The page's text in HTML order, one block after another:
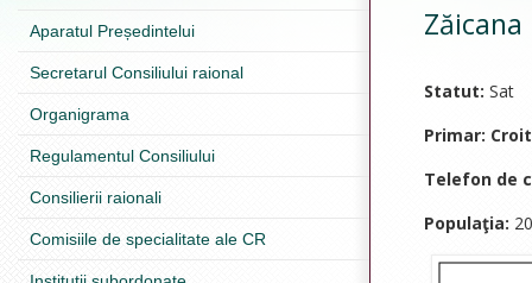
Aparatul Președintelui
Secretarul Consiliului raional
Organigrama
Regulamentul Consiliului
Consilierii raionali
Comisiile de specialitate ale CR
Zăicana
Statut: Sat
Primar:
Telefon de
Populaţia: